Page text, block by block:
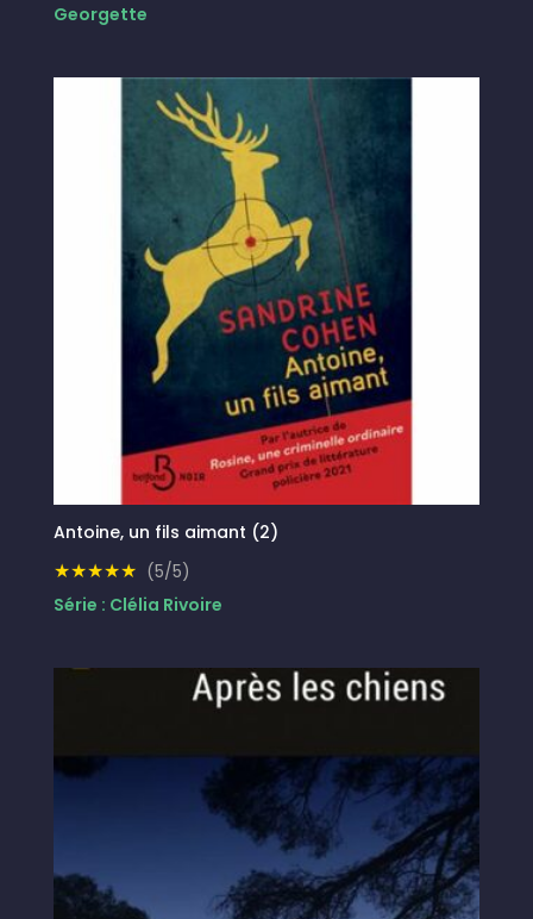
Georgette
Antoine, un fils aimant (2)
★★★★★ (5/5)
Série : Clélia Rivoire